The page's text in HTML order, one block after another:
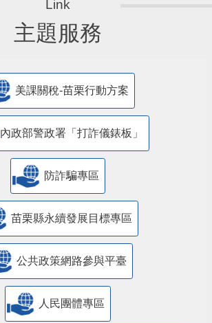
主題服務
美課關稅-苗栗行動方案
內政部警政署「打詐儀錶板」
防詐騙專區
苗栗縣永續發展目標專區
公共政策網路參與平臺
人民團體專區